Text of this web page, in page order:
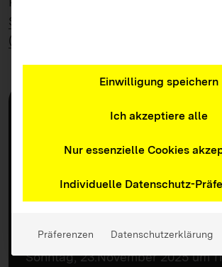
Stiftung
(MFG)
Cineplex Mannheim
Termin(e)
Uhr
Sonntag, 23.November 2025 um
Einwilligung speichern
Ich akzeptiere alle
Nur essenzielle Cookies
Individuelle Datenschutz-
Präferenzen Datenschutzerklärung